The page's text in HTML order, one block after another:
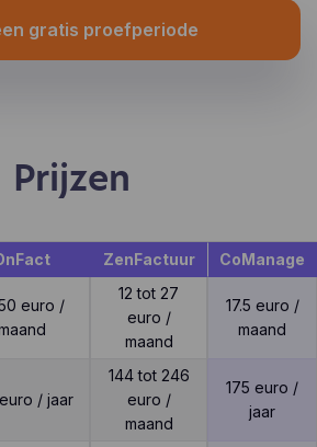
gratis proefperiode
Prijzen
ZenFactuur CoManage
euro /
12 tot 27
euro /
maand
17.5 euro /
maand
/ jaar
144 tot 246
euro /
maand
175 euro /
jaar